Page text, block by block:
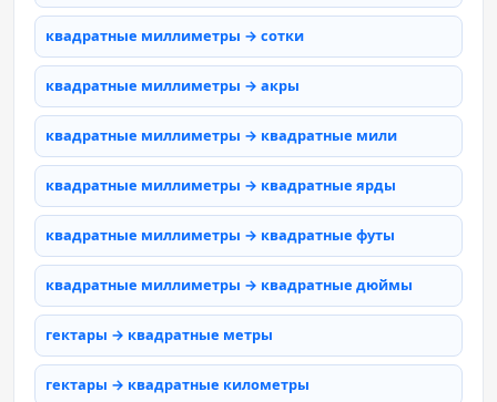
квадратные миллиметры → сотки
квадратные миллиметры → акры
квадратные миллиметры → квадратные мили
квадратные миллиметры → квадратные ярды
квадратные миллиметры → квадратные футы
квадратные миллиметры → квадратные дюймы
гектары → квадратные метры
гектары → квадратные километры